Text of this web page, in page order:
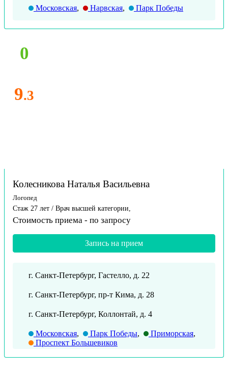
Московская, Нарвская, Парк Победы
0
9.3
Колесникова Наталья Васильевна
Логопед
Стаж 27 лет / Врач высшей категории,
Стоимость приема - по запросу
Запись на прием
г. Санкт-Петербург, Гастелло, д. 22
г. Санкт-Петербург, пр-т Кима, д. 28
г. Санкт-Петербург, Коллонтай, д. 4
Московская, Парк Победы, Приморская,
Проспект Большевиков